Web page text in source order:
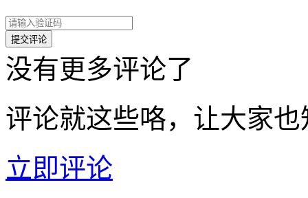
没有更多评论了
评论就这些咯，让大家
立即评论